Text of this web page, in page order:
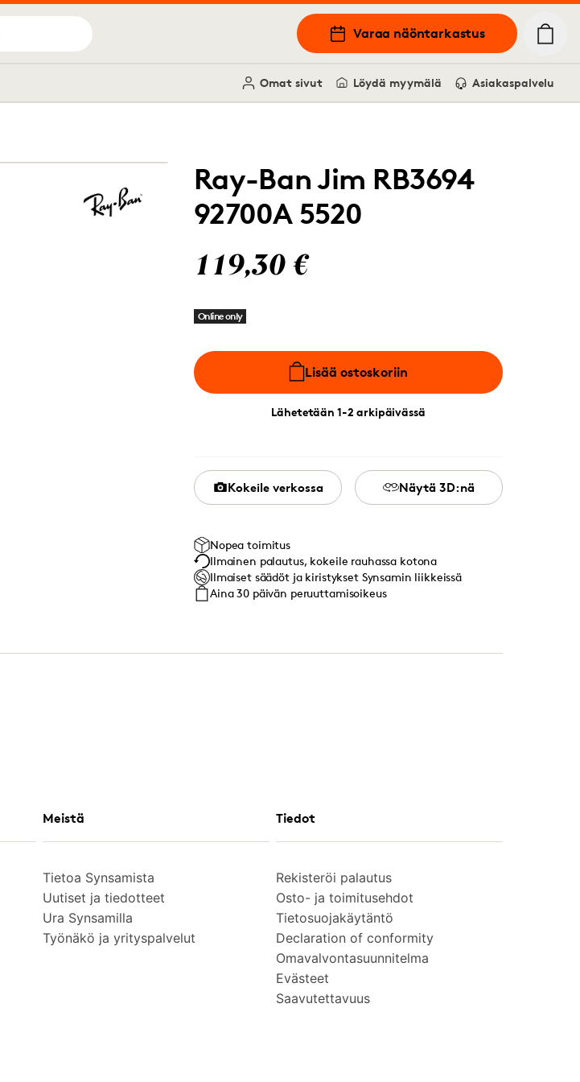
Varaa näöntarkastus
Omat sivut Löydä myymälä Asiakaspalvelu
Ray-Ban Jim RB3694
92700A 5520
119,30 €
Online only
Lisää ostoskoriin
Lähetetään 1-2 arkipäivässä
Kokeile verkossa Näytä 3D:nä
Nopea toimitus
Ilmainen palautus, kokeile rauhassa kotona
Ilmaiset säädöt ja kiristykset Synsamin liikkeissä
Aina 30 päivän peruuttamisoikeus
Meistä
Tietoa Synsamista
Uutiset ja tiedotteet
Ura Synsamilla
Työnäkö ja yrityspalvelut
Tiedot
Rekisteröi palautus
Osto- ja toimitusehdot
Tietosuojakäytäntö
Declaration of conformity
Omavalvontasuunnitelma
Evästeet
Saavutettavuus